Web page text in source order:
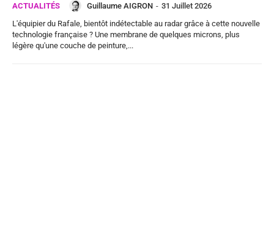
ACTUALITÉS Guillaume AIGRON - 31 Juillet 2026
L'équipier du Rafale, bientôt indétectable au radar grâce à cette nouvelle
technologie française ? Une membrane de quelques microns, plus
légère qu'une couche de peinture,...